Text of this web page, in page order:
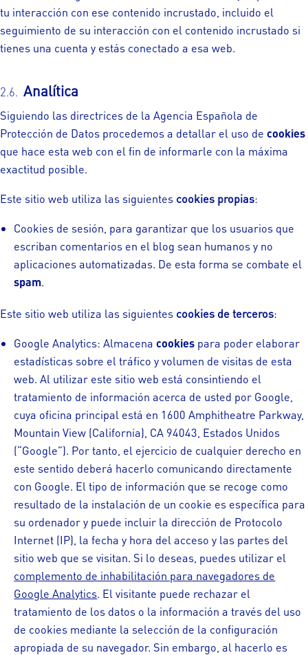
tu interacción con ese contenido incrustado, incluido el
seguimiento de su interacción con el contenido incrustado si
tienes una cuenta y estás conectado a esa web.
Analítica
Siguiendo las directrices de la Agencia Española de
Protección de Datos procedemos a detallar el uso de cookies
que hace esta web con el fin de informarle con la máxima
exactitud posible.
Este sitio web utiliza las siguientes cookies propias:
Cookies de sesión, para garantizar que los usuarios que
escriban comentarios en el blog sean humanos y no
aplicaciones automatizadas. De esta forma se combate el
spam.
Este sitio web utiliza las siguientes cookies de terceros:
Google Analytics: Almacenacookies para poder elaborar
estadísticas sobre el tráfico y volumen de visitas de esta
web. Al utilizar este sitio web está consintiendo el
tratamiento de información acerca de usted por Google,
cuya oficina principal está en 1600 Amphitheatre Parkway,
Mountain View (California), CA 94043, Estados Unidos
(“Google”). Por tanto, el ejercicio de cualquier derecho en
este sentido deberá hacerlo comunicando directamente
con Google. El tipo de información que se recoge como
resultado de la instalación de un cookie es específica para
su ordenador y puede incluir la dirección de Protocolo
Internet (IP), la fecha y hora del acceso y las partes del
sitio web que se visitan. Si lo deseas, puedes utilizar el
complemento de inhabilitación para navegadores de
Google Analytics. El visitante puede rechazar el
tratamiento de los datos o la información a través del uso
de cookies mediante la selección de la configuración
apropiada de su navegador. Sin embargo, al hacerlo es